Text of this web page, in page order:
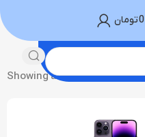
0تومان
Showing all 17 results